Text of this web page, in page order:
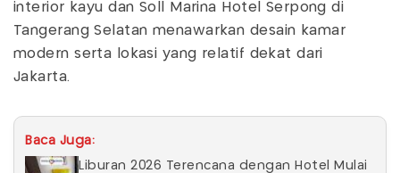
interior kayu dan Soll Marina Hotel Serpong di
Tangerang Selatan menawarkan desain kamar
modern serta lokasi yang relatif dekat dari
Jakarta.
Baca Juga:
Liburan 2026 Terencana dengan Hotel Mulai